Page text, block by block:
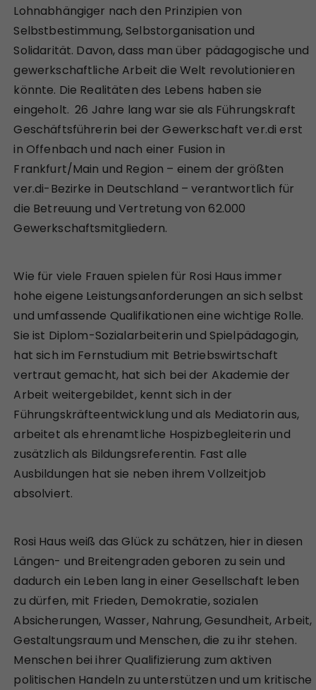
Lohnabhängiger nach den Prinzipien von
Selbstbestimmung, Selbstorganisation und
Solidarität. Davon, dass man über pädagogische und
gewerkschaftliche Arbeit die Welt revolutionieren
könnte. Die Realitäten des Lebens haben sie
eingeholt. 26 Jahre lang war sie als Führungskraft
Geschäftsführerin bei der Gewerkschaft ver.di erst
in Offenbach und nach einer Fusion in
Frankfurt/Main und Region – einem der größten
ver.di-Bezirke in Deutschland – verantwortlich für
die Betreuung und Vertretung von 62.000
Gewerkschaftsmitgliedern.
Wie für viele Frauen spielen für Rosi Haus immer
hohe eigene Leistungsanforderungen an sich selbst
und umfassende Qualifikationen eine wichtige Rolle.
Sie ist Diplom-Sozialarbeiterin und Spielpädagogin,
hat sich im Fernstudium mit Betriebswirtschaft
vertraut gemacht, hat sich bei der Akademie der
Arbeit weitergebildet, kennt sich in der
Führungskräfteentwicklung und als Mediatorin aus,
arbeitet als ehrenamtliche Hospizbegleiterin und
zusätzlich als Bildungsreferentin. Fast alle
Ausbildungen hat sie neben ihrem Vollzeitjob
absolviert.
Rosi Haus weiß das Glück zu schätzen, hier in diesen
Längen- und Breitengraden geboren zu sein und
dadurch ein Leben lang in einer Gesellschaft leben
zu dürfen, mit Frieden, Demokratie, sozialen
Absicherungen, Wasser, Nahrung, Gesundheit, Arbeit,
Gestaltungsraum und Menschen, die zu ihr stehen.
Menschen bei ihrer Qualifizierung zum aktiven
politischen Handeln zu unterstützen und um kritische